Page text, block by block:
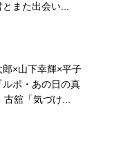
とまた出会い...
郎×山下幸輝×平子
ポ・あの日の真
舘「気づけ...